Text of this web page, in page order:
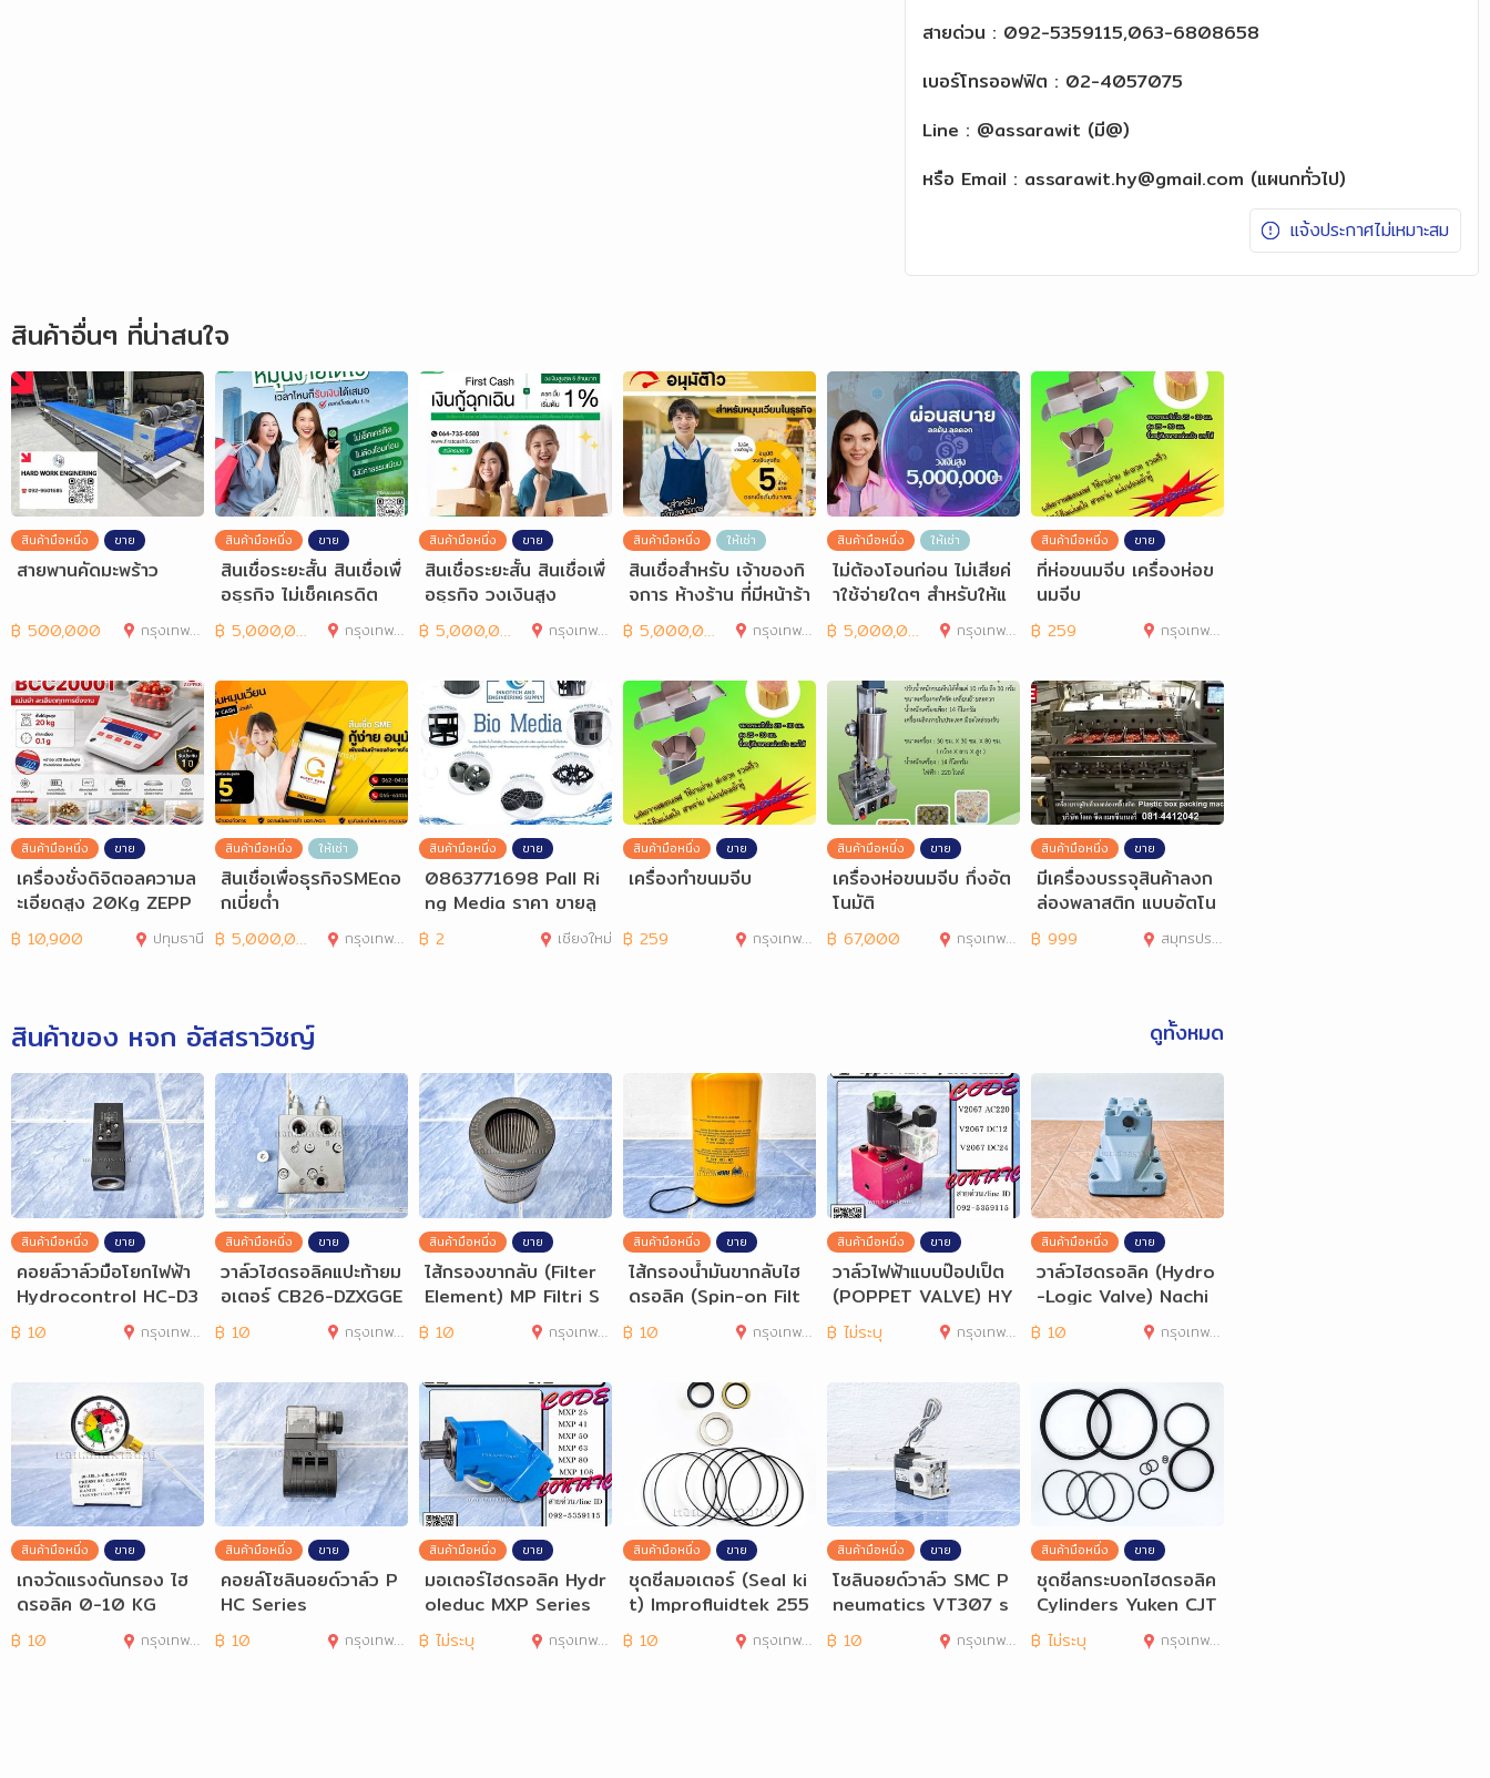
สายด่วน : 092-5359115,063-6808658
เบอร์โทรออฟฟิต : 02-4057075
Line : @assarawit (มี@)
หรือ Email : assarawit.hy@gmail.com (แผนกทั่วไป)
แจ้งประกาศไม่เหมาะสม
สินค้าอื่นๆ ที่น่าสนใจ
สินค้ามือหนึ่ง ขาย
สายพานคัดมะพร้าว
฿ 500,000 กรุงเทพมหานคร
สินค้ามือหนึ่ง ขาย
สินเชื่อระยะสั้น สินเชื่อเพื่
อธุรกิจ ไม่เช็คเครดิต
฿ 5,000,000 กรุงเทพมหานคร
สินค้ามือหนึ่ง ขาย
สินเชื่อระยะสั้น สินเชื่อเพื่
อธุรกิจ วงเงินสูง
฿ 5,000,000 กรุงเทพมหานคร
สินค้ามือหนึ่ง ให้เช่า
สินเชื่อสำหรับ เจ้าของกิ
จการ ห้างร้าน ที่มีหน้าร้า
นชัดเจน
฿ 5,000,000 กรุงเทพมหานคร
สินค้ามือหนึ่ง ให้เช่า
ไม่ต้องโอนก่อน ไม่เสียค่
าใช้จ่ายใดๆ สำหรับให้แ
ก่นักธุรกิจและ
฿ 5,000,000 กรุงเทพมหานคร
สินค้ามือหนึ่ง ขาย
ที่ห่อขนมจีบ เครื่องห่อข
นมจีบ
฿ 259 กรุงเทพมหานคร
สินค้ามือหนึ่ง ขาย
เครื่องชั่งดิจิตอลความล
ะเอียดสูง 20Kg ZEPP
ER รุ่น BCC20001
฿ 10,900 ปทุมธานี
สินค้ามือหนึ่ง ให้เช่า
สินเชื่อเพื่อธุรกิจSMEดอ
กเบี่ยต่ำ
฿ 5,000,000 กรุงเทพมหานคร
สินค้ามือหนึ่ง ขาย
0863771698 Pall Ri
ng Media ราคา ขายลู
กมีเดียสำหรับระบบบำบั
ด
฿ 2 เชียงใหม่
สินค้ามือหนึ่ง ขาย
เครื่องทำขนมจีบ
฿ 259 กรุงเทพมหานคร
สินค้ามือหนึ่ง ขาย
เครื่องห่อขนมจีบ กึ่งอัต
โนมัติ
฿ 67,000 กรุงเทพมหานคร
สินค้ามือหนึ่ง ขาย
มีเครื่องบรรจุสินค้าลงก
ล่องพลาสติก แบบอัตโน
มัติ Plastic Box
฿ 999 สมุทรปราการ
สินค้าของ หจก อัสสราวิชญ์ ดูทั้งหมด
สินค้ามือหนึ่ง ขาย
คอยล์วาล์วมือโยกไฟฟ้า
Hydrocontrol HC-D3
M Series
฿ 10 กรุงเทพมหานคร
สินค้ามือหนึ่ง ขาย
วาล์วไฮดรอลิคแปะท้ายม
อเตอร์ CB26-DZXGGE
2Y
฿ 10 กรุงเทพมหานคร
สินค้ามือหนึ่ง ขาย
ไส้กรองขากลับ (Filter
Element) MP Filtri S
F2 500 Series
฿ 10 กรุงเทพมหานคร
สินค้ามือหนึ่ง ขาย
ไส้กรองน้ำมันขากลับไฮ
ดรอลิค (Spin-on Filt
er) MP Filtri CH Se
฿ 10 กรุงเทพมหานคร
สินค้ามือหนึ่ง ขาย
วาล์วไฟฟ้าแบบป๊อปเป็ต
(POPPET VALVE) HY
DROMAX V2067 Ser
ies
฿ ไม่ระบุ กรุงเทพมหานคร
สินค้ามือหนึ่ง ขาย
วาล์วไฮดรอลิค (Hydro
-Logic Valve) Nachi
HT-G16-2P3-12
฿ 10 กรุงเทพมหานคร
สินค้ามือหนึ่ง ขาย
เกจวัดแรงดันกรอง ไฮ
ดรอลิค 0-10 KG
฿ 10 กรุงเทพมหานคร
สินค้ามือหนึ่ง ขาย
คอยล์โซลินอยด์วาล์ว P
HC Series
฿ 10 กรุงเทพมหานคร
สินค้ามือหนึ่ง ขาย
มอเตอร์ไฮดรอลิค Hydr
oleduc MXP Series
฿ ไม่ระบุ กรุงเทพมหานคร
สินค้ามือหนึ่ง ขาย
ชุดซีลมอเตอร์ (Seal ki
t) Improfluidtek 255
222001 WR
฿ 10 กรุงเทพมหานคร
สินค้ามือหนึ่ง ขาย
โซลินอยด์วาล์ว SMC P
neumatics VT307 s
eries
฿ 10 กรุงเทพมหานคร
สินค้ามือหนึ่ง ขาย
ชุดซีลกระบอกไฮดรอลิค
Cylinders Yuken CJT
Series
฿ ไม่ระบุ กรุงเทพมหานคร